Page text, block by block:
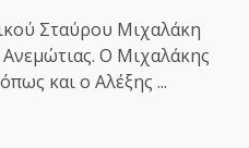
Σταύρου Μιχαλάκη
Ο Μιχαλάκης
και ο Αλέξης ...